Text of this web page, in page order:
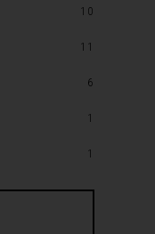
10
11
6
1
1